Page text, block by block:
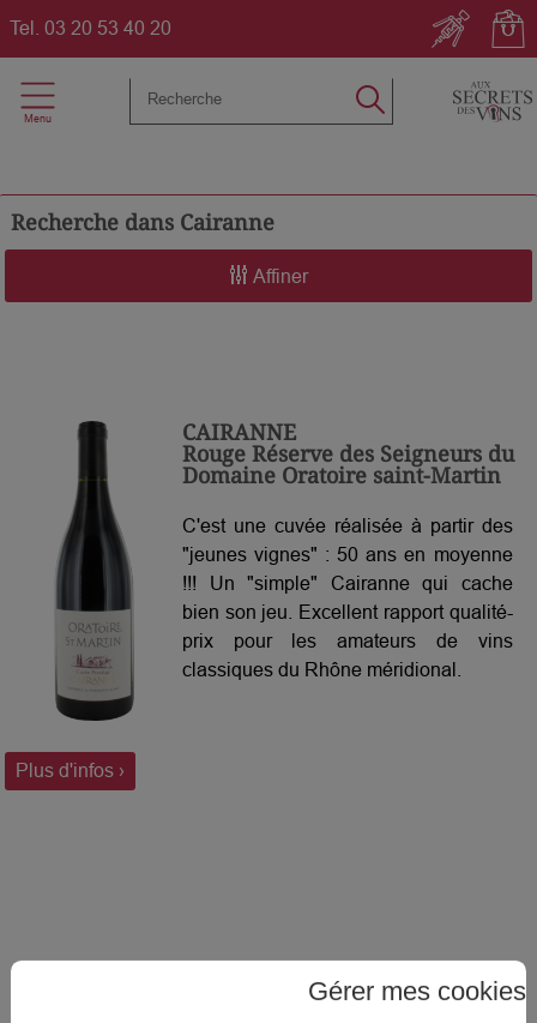
Tel. 03 20 53 40 20
Recherche dans Cairanne
Affiner
CAIRANNE
Rouge Réserve des Seigneurs du
Domaine Oratoire saint-Martin
C'est une cuvée réalisée à partir des
"jeunes vignes" : 50 ans en moyenne
!!! Un "simple" Cairanne qui cache
bien son jeu. Excellent rapport qualité-
prix pour les amateurs de vins
classiques du Rhône méridional.
Plus d'infos ›
Gérer mes cookies